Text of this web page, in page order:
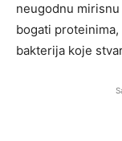
neugodnu
bogati
bakterija koje